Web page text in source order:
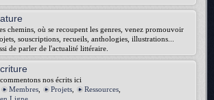
chemins, où se recoupent les genres, venez promouvoir
souscriptions, recueils, anthologies, illustrations...
de parler de l'actualité littéraire.
nos écrits ici
Membres Projets Ressources